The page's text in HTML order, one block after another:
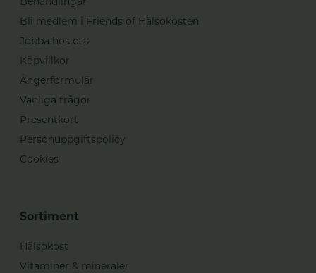
Bli medlem i Friends of Hälsokosten
Jobba hos oss
Köpvillkor
Ångerformulär
Vanliga frågor
Presentkort
Personuppgiftspolicy
Cookies
Sortiment
Hälsokost
Vitaminer & mineraler